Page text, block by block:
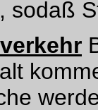
sodaß